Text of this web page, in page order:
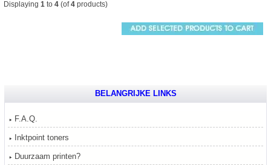
Displaying 1 to 4 (of4 products)
BELANGRIJKE LINKS
F.A.Q.
Inktpoint toners
Duurzaam printen?